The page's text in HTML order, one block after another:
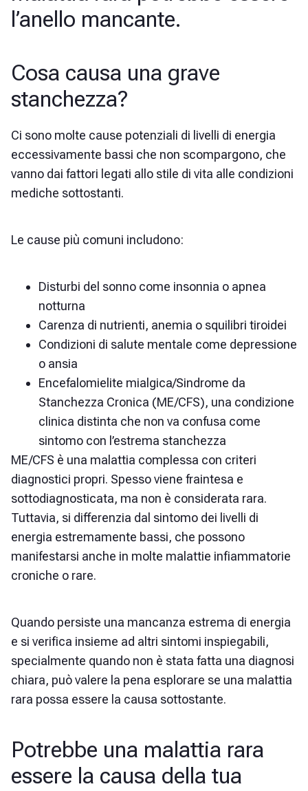
l’anello mancante.
Cosa causa una grave
stanchezza?
Ci sono molte cause potenziali di livelli di energia
eccessivamente bassi che non scompargono, che
vanno dai fattori legati allo stile di vita alle condizioni
mediche sottostanti.
Le cause più comuni includono:
Disturbi del sonno come insonnia o apnea
notturna
Carenza di nutrienti, anemia o squilibri tiroidei
Condizioni di salute mentale come depressione
o ansia
Encefalomielite mialgica/Sindrome da
Stanchezza Cronica (ME/CFS), una condizione
clinica distinta che non va confusa come
sintomo con l’estrema stanchezza
ME/CFS è una malattia complessa con criteri
diagnostici propri. Spesso viene fraintesa e
sottodiagnosticata, ma non è considerata rara.
Tuttavia, si differenzia dal sintomo dei livelli di
energia estremamente bassi, che possono
manifestarsi anche in molte malattie infiammatorie
croniche o rare.
Quando persiste una mancanza estrema di energia
e si verifica insieme ad altri sintomi inspiegabili,
specialmente quando non è stata fatta una diagnosi
chiara, può valere la pena esplorare se una malattia
rara possa essere la causa sottostante.
Potrebbe una malattia rara
essere la causa della tua